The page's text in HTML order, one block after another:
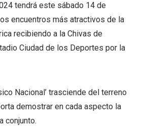
tendrá este sábado 14 de
encuentros más atractivos de la
recibiendo a la Chivas de
Ciudad de los Deportes por la
Nacional’ trasciende del terreno
demostrar en cada aspecto la
conjunto.